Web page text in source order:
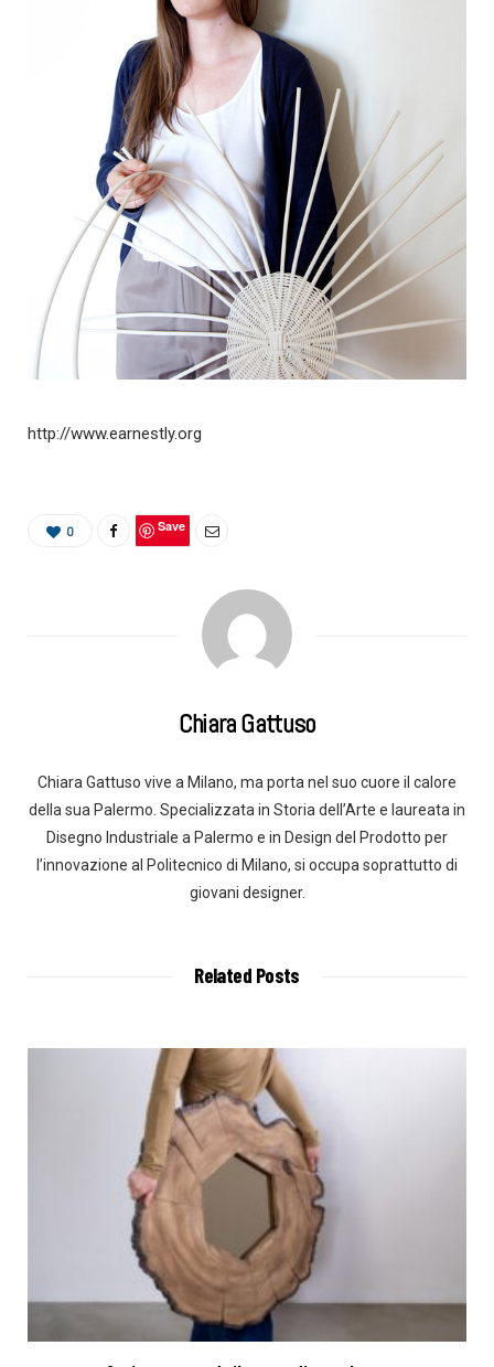
http://www.earnestly.org
0 Save
Chiara Gattuso
Chiara Gattuso vive a Milano, ma porta nel suo cuore il calore
della sua Palermo. Specializzata in Storia dell’Arte e laureata in
Disegno Industriale a Palermo e in Design del Prodotto per
l’innovazione al Politecnico di Milano, si occupa soprattutto di
giovani designer.
Related Posts